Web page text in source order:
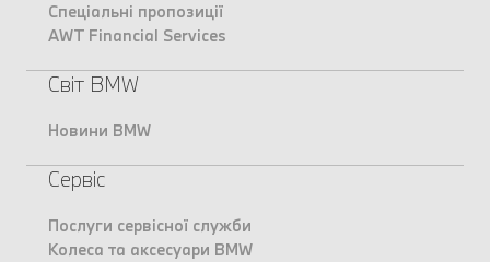
Спеціальні пропозиції
AWT Financial Services
Світ BMW
Новини BMW
Сервіс
Послуги сервісної служби
Колеса та аксесуари BMW